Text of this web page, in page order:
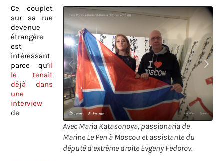
Avec Maria Katasonova, passionaria de
Marine Le Pen à Moscou et assistante du
député d’extrême droite Evgeny Fedorov.
Ce couplet
sur sa rue
devenue
étrangère
est
intéressant
parce qu’il
le tenait
déjà dans
une
interview
de